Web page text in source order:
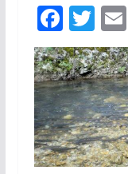
F
ac
e
b
o
o
T
w
itt
er